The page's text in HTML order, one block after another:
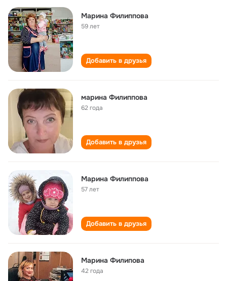
Марина Филиппова
59 лет
Добавить в друзья
марина Филиппова
62 года
Добавить в друзья
Марина Филиппова
57 лет
Добавить в друзья
Марина Филипова
42 года